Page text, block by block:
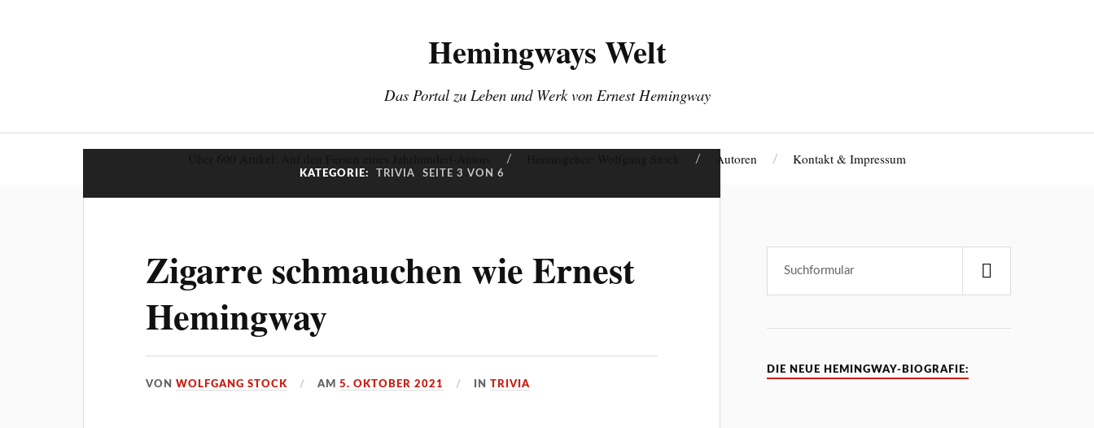
Hemingways Welt
Das Portal zu Leben und Werk von Ernest Hemingway
Autoren Kontakt & Impressum
KATEGORIE: TRIVIA SEITE 3 VON 6
Zigarre schmauchen wie Ernest
Hemingway
VONWOLFGANG STOCK AM5. OKTOBER 2021 INTRIVIA
DIE NEUE HEMINGWAY-BIOGRAFIE: